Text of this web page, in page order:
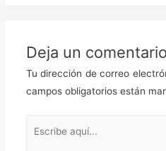
Deja un comentario
Tu dirección de correo
campos obligatorios están